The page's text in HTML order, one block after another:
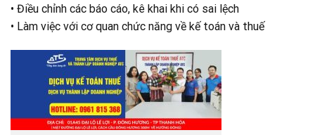
• Điều chỉnh các báo cáo, kê khai khi có sai lệch
• Làm việc với cơ quan chức năng về kế toán và thuế